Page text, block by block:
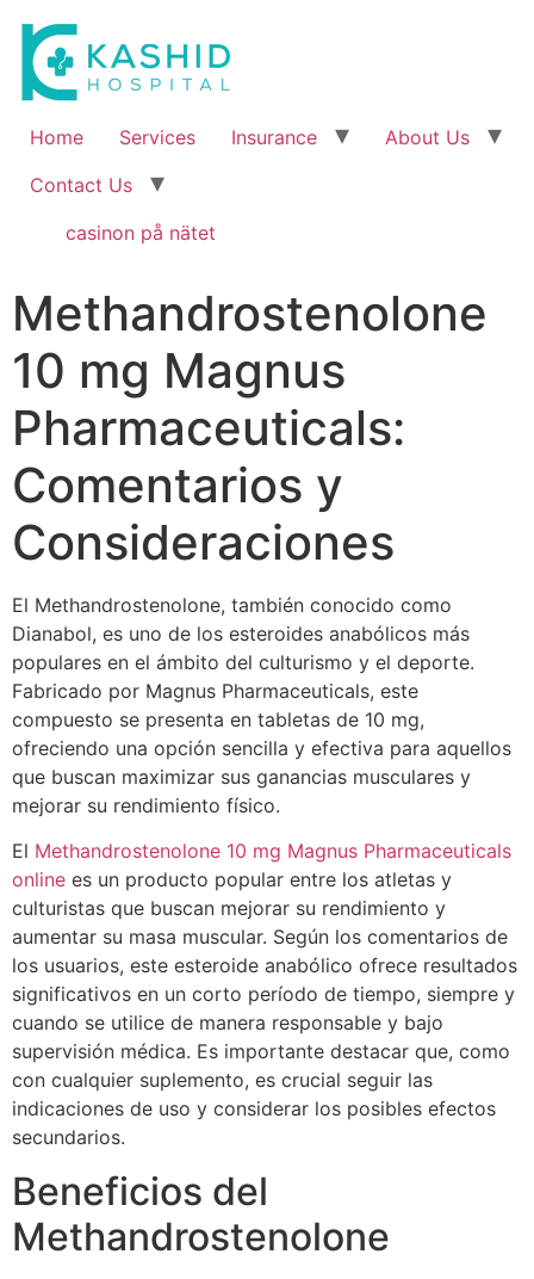
Home Services Insurance
About Us
Contact Us
casinon på nätet
Methandrostenolone
10 mg Magnus
Pharmaceuticals:
Comentarios y
Consideraciones
El Methandrostenolone, también conocido como
Dianabol, es uno de los esteroides anabólicos más
populares en el ámbito del culturismo y el deporte.
Fabricado por Magnus Pharmaceuticals, este
compuesto se presenta en tabletas de 10 mg,
ofreciendo una opción sencilla y efectiva para aquellos
que buscan maximizar sus ganancias musculares y
mejorar su rendimiento físico.
El Methandrostenolone 10 mg Magnus Pharmaceuticals
online es un producto popular entre los atletas y
culturistas que buscan mejorar su rendimiento y
aumentar su masa muscular. Según los comentarios de
los usuarios, este esteroide anabólico ofrece resultados
significativos en un corto período de tiempo, siempre y
cuando se utilice de manera responsable y bajo
supervisión médica. Es importante destacar que, como
con cualquier suplemento, es crucial seguir las
indicaciones de uso y considerar los posibles efectos
secundarios.
Beneficios del
Methandrostenolone